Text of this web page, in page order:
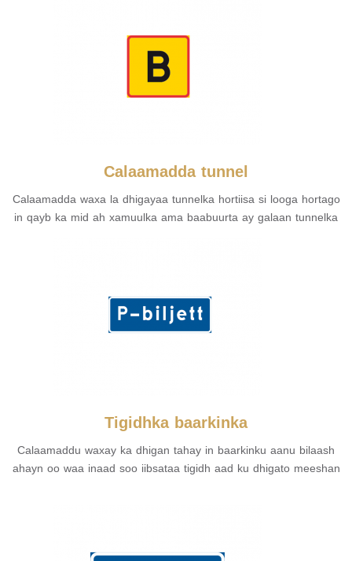
Calaamadda tunnel
Calaamadda waxa la dhigayaa tunnelka hortiisa si looga hortago
in qayb ka mid ah xamuulka ama baabuurta ay galaan tunnelka
Tigidhka baarkinka
Calaamaddu waxay ka dhigan tahay in baarkinku aanu bilaash
ahayn oo waa inaad soo iibsataa tigidh aad ku dhigato meeshan